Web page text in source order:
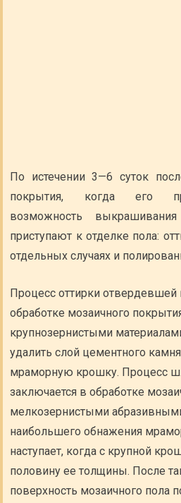
По истечении 3—6 суток
покрытия, когда его
возможность
приступают к отделке пола:
отдельных случаях и
Процесс оттирки отвердевшей
обработке мозаичного
крупнозернистыми
удалить слой цементного
мраморную крошку. Процесс
заключается в обработке
мелкозернистыми
наибольшего обнажения
наступает, когда с крупной
половину ее толщины. После
поверхность мозаичного пола